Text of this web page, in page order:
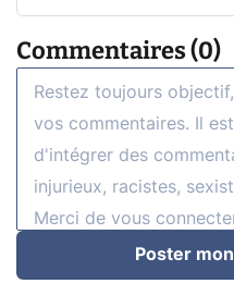
Commentaires (0)
Poster